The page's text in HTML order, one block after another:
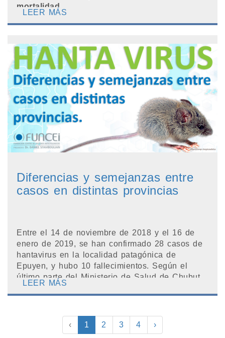
mortalidad.
LEER MÁS
Diferencias y semejanzas entre
casos en distintas provincias
Entre el 14 de noviembre de 2018 y el 16 de
enero de 2019, se han confirmado 28 casos de
hantavirus en la localidad patagónica de
Epuyen, y hubo 10 fallecimientos. Según el
último parte del Ministerio de Salud de Chubut,
94 personas es...
LEER MÁS
‹ 1 2 3 4 ›